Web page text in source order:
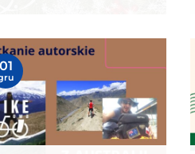
autorskie z
Kocuj w Giżycku
grudnia 2025
Biblioteka Publiczna
01